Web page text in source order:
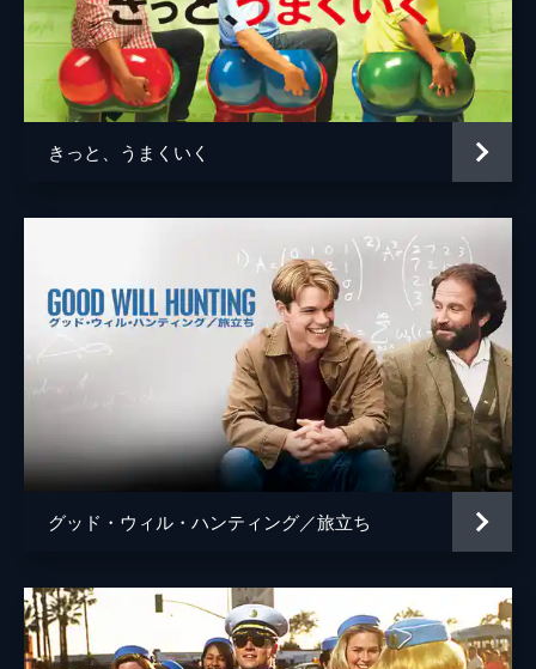
ジェイソン・フュークス
ジョシュ・ペンス
トレヴァー・リサウアー
監督
脚本 デイミアン・チャゼル
ジャスティン・ハーウィッツ
製作 フレッド・バーガー
ジョーダン・ホロウィッツ
ゲイリー・ギルバート
マーク・プラット
きっと、うまくいく
グッド・ウィル・ハンティング／旅立ち